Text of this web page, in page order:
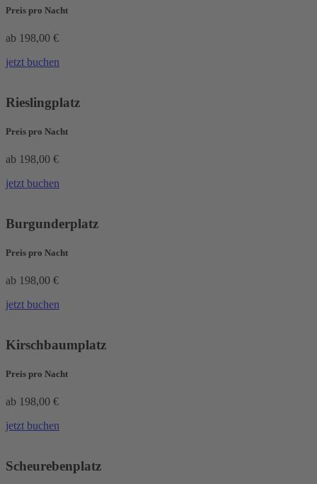
Preis pro Nacht
ab 198,00 €
jetzt buchen
Rieslingplatz
Preis pro Nacht
ab 198,00 €
jetzt buchen
Burgunderplatz
Preis pro Nacht
ab 198,00 €
jetzt buchen
Kirschbaumplatz
Preis pro Nacht
ab 198,00 €
jetzt buchen
Scheurebenplatz